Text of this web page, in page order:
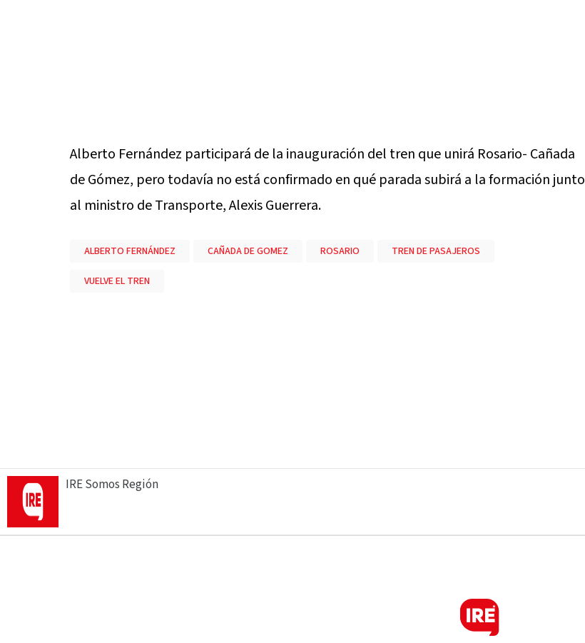
Alberto Fernández participará de la inauguración del tren que unirá Rosario- Cañada
de Gómez, pero todavía no está confirmado en qué parada subirá a la formación junto
al ministro de Transporte, Alexis Guerrera.
ALBERTO FERNÁNDEZ CAÑADA DE GOMEZ ROSARIO TREN DE PASAJEROS
VUELVE EL TREN
IRE Somos Región